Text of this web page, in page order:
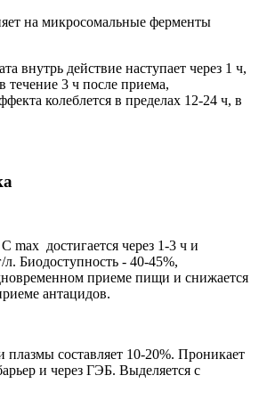
на микросомальные ферменты
внутрь действие наступает через 1 ч,
течение 3 ч после приема,
колеблется в пределах 12-24 ч, в
max достигается через 1-3 ч и
л. Биодоступность - 40-45%,
приеме пищи и снижается
антацидов.
плазмы составляет 10-20%. Проникает
и через ГЭБ. Выделяется с